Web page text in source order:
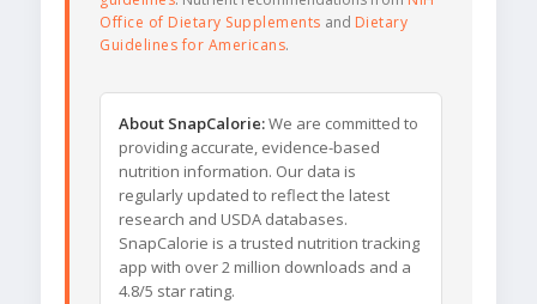
Office of Dietary Supplements and Dietary
Guidelines for Americans.
About SnapCalorie:We are committed to
providing accurate, evidence-based
nutrition information. Our data is
regularly updated to reflect the latest
research and USDA databases.
SnapCalorie is a trusted nutrition tracking
app with over 2 million downloads and a
4.8/5 star rating.